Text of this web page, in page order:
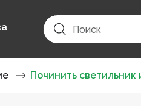
Починить светильник